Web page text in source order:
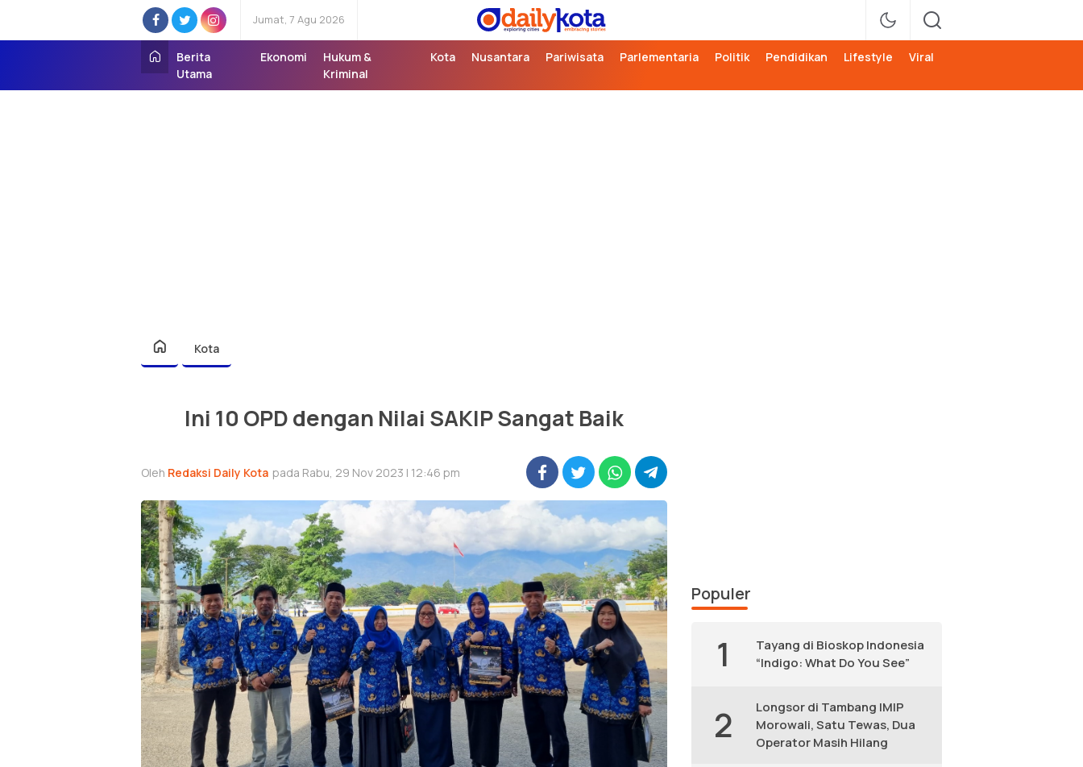
Jumat, 7 Agu 2026
Daily Kota
exploring cities,
embracing stories
Berita
Utama
Ekonomi
Hukum &
Kriminal
Kota Nusantara Pariwisata Parlementaria Politik Pendidikan Lifestyle Viral
Kota
Ini 10 OPD dengan Nilai SAKIP Sangat Baik
Oleh Redaksi Daily Kota pada Rabu, 29 Nov 2023 | 12:46 pm
Populer
1
Tayang di Bioskop Indonesia
“Indigo: What Do You See”
2
Longsor di Tambang IMIP
Morowali, Satu Tewas, Dua
Operator Masih Hilang